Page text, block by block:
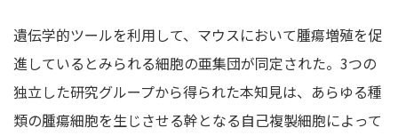
遺伝学的ツールを利用して、マウスにおいて腫瘍増殖を促
進しているとみられる細胞の亜集団が同定された。3つの
独立した研究グループから得られた本知見は、あらゆる種
類の腫瘍細胞を生じさせる幹となる自己複製細胞によって